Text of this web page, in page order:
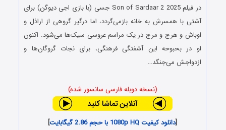
در فیلم Son of Sardaar 2 2025 جسی (با بازی اجی دیوگن) برای
آشتی با همسرش به خانه بازمی‌گردد، اما درگیر گروهی از اراذل و
اوباش و هرج و مرج در یک مراسم عروسی سیک‌ها می‌شود. اکنون
او در بحبوحه این آشفتگی فرهنگی، برای نجات گروگان‌ها و
ازدواجش می‌جنگد…
(نسخه دوبله فارسی سانسور شده)
[دانلود کیفیت 1080p HQ با حجم 2.86 گیگابایت
]